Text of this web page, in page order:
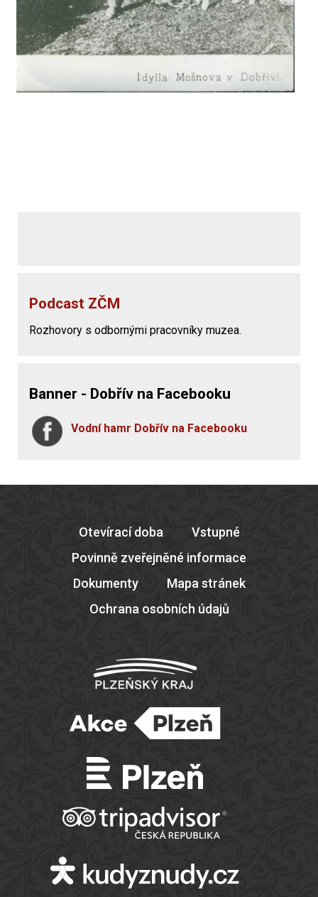
Podcast ZČM
Rozhovory s odbornými pracovníky muzea.
Banner - Dobřív na Facebooku
Vodní hamr Dobřív na Facebooku
Otevírací doba
Vstupné
Povinně zveřejněné informace
Dokumenty
Mapa stránek
Ochrana osobních údajů